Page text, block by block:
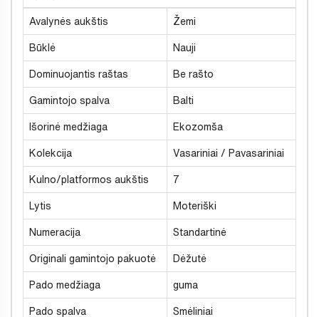
Avalynės aukštis Žemi
Būklė Nauji
Dominuojantis raštas Be rašto
Gamintojo spalva Balti
Išorinė medžiaga Ekozomša
Kolekcija Vasariniai / Pavasariniai
Kulno/platformos aukštis 7
Lytis Moteriški
Numeracija Standartinė
Originali gamintojo pakuotė Dėžutė
Pado medžiaga guma
Pado spalva Smėliniai